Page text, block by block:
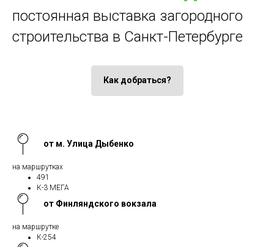
постоянная выставка загородного
строительства в Санкт-Петербурге
Как добраться?
от м. Улица Дыбенко
на маршрутках
491
К-3 МЕГА
от Финляндского вокзала
на маршрутке
К-254